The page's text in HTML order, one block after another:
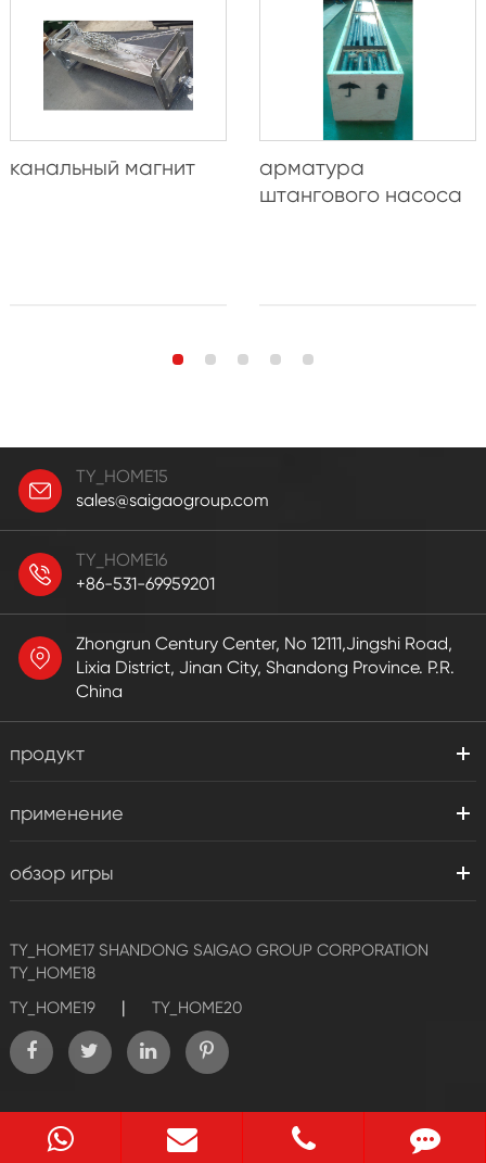
канальный магнит
арматура
штангового насоса
TY_HOME15
sales@saigaogroup.com
TY_HOME16
+86-531-69959201
Zhongrun Century Center, No 12111,Jingshi Road,
Lixia District, Jinan City, Shandong Province. P.R.
China
продукт
применение
обзор игры
TY_HOME17 SHANDONG SAIGAO GROUP CORPORATION
TY_HOME18
TY_HOME19
| TY_HOME20